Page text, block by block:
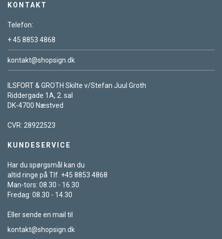
KONTAKT
Telefon:
+ 45 8853 4868
kontakt@shopsign.dk
ILSFORT & GROTH Skilte v/Stefan Juul Groth
Riddergade 1A, 2. sal
DK-4700 Næstved
CVR: 28922523
KUNDESERVICE
Har du spørgsmål kan du
altid ringe på Tlf. +45 8853 4868
Man-tors: 08.30 - 16.30
Fredag: 08.30 - 14.30
Eller sende en mail til
kontakt@shopsign.dk